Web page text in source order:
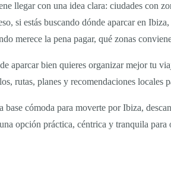
llegar con una idea clara: ciudades con
si estás buscando dónde aparcar en
merece la pena pagar, qué zonas
aparcar bien quieres organizar mejor tu
rutas, planes y recomendaciones locales
base cómoda para moverte por Ibiza,
opción práctica, céntrica y tranquila para